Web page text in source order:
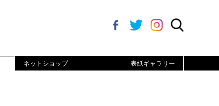
ネットショップ 表紙ギャラリー